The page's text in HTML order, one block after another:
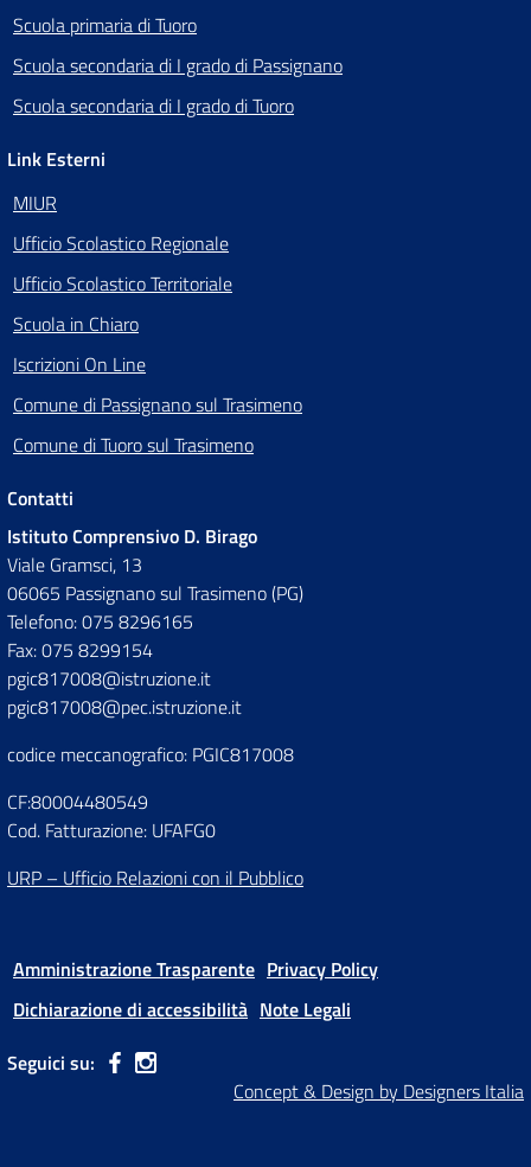
Scuola primaria di Tuoro
Scuola secondaria di I grado di Passignano
Scuola secondaria di I grado di Tuoro
Link Esterni
MIUR
Ufficio Scolastico Regionale
Ufficio Scolastico Territoriale
Scuola in Chiaro
Iscrizioni On Line
Comune di Passignano sul Trasimeno
Comune di Tuoro sul Trasimeno
Contatti
Istituto Comprensivo D. Birago
Viale Gramsci, 13
06065 Passignano sul Trasimeno (PG)
Telefono: 075 8296165
Fax: 075 8299154
pgic817008@istruzione.it
pgic817008@pec.istruzione.it
codice meccanografico: PGIC817008
CF:80004480549
Cod. Fatturazione: UFAFG0
URP – Ufficio Relazioni con il Pubblico
Amministrazione Trasparente Privacy Policy
Dichiarazione di accessibilità Note Legali
Seguici su:
Concept & Design by Designers Italia